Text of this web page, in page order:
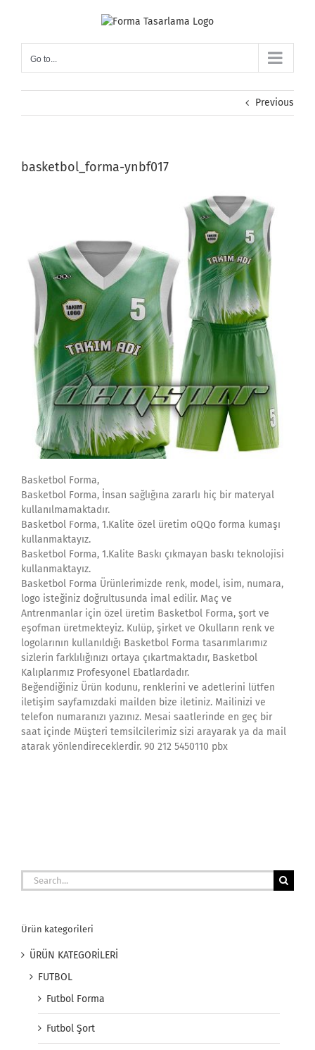
Go to...
Previous
basketbol_forma-ynbf017
Basketbol Forma,
Basketbol Forma, İnsan sağlığına zararlı hiç bir materyal
kullanılmamaktadır.
Basketbol Forma, 1.Kalite özel üretim oQQo forma kumaşı
kullanmaktayız.
Basketbol Forma, 1.Kalite Baskı çıkmayan baskı teknolojisi
kullanmaktayız.
Basketbol Forma Ürünlerimizde renk, model, isim, numara,
logo isteğiniz doğrultusunda imal edilir. Maç ve
Antrenmanlar için özel üretim Basketbol Forma, şort ve
eşofman üretmekteyiz. Kulüp, şirket ve Okulların renk ve
logolarının kullanıldığı Basketbol Forma tasarımlarımız
sizlerin farklılığınızı ortaya çıkartmaktadır, Basketbol
Kalıplarımız Profesyonel Ebatlardadır.
Beğendiğiniz Ürün kodunu, renklerini ve adetlerini lütfen
iletişim sayfamızdaki mailden bize iletiniz. Mailinizi ve
telefon numaranızı yazınız. Mesai saatlerinde en geç bir
saat içinde Müşteri temsilcilerimiz sizi arayarak ya da mail
atarak yönlendireceklerdir. 90 212 5450110 pbx
Search
for:
Ürün kategorileri
ÜRÜN KATEGORİLERİ
FUTBOL
Futbol Forma
Futbol Şort